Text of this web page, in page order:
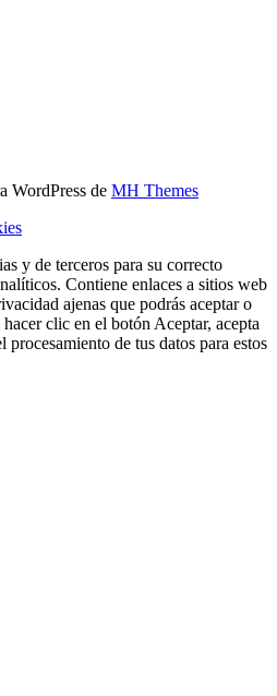
WordPress de MH Themes
y de terceros para su correcto
Contiene enlaces a sitios web
ajenas que podrás aceptar o
clic en el botón Aceptar, acepta
procesamiento de tus datos para estos